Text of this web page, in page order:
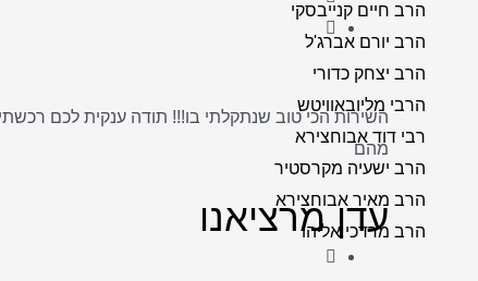
הרב חיים קנייבסקי
הרב יורם אברג'ל
הרב יצחק כדורי
הרבי מליובאוויטש
רבי דוד אבוחצירא
הרב ישעיה מקרסטיר
הרב מאיר אבוחצירא
הרב מרדכי אליהו
השירות הכי טוב שנתקלתי בו!!! תודה ענקית לכם
מהם
עדן מרציאנו